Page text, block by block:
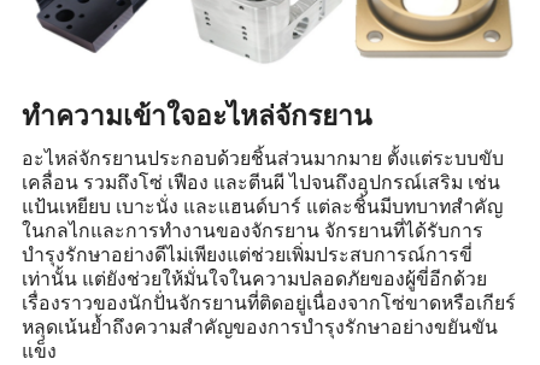
ทำความเข้าใจอะไหล่จักรยาน
อะไหล่จักรยานประกอบด้วยชิ้นส่วนมากมาย ตั้งแต่ระบบขับ
เคลื่อน รวมถึงโซ่ เฟือง และตีนผี ไปจนถึงอุปกรณ์เสริม เช่น
แป้นเหยียบ เบาะนั่ง และแฮนด์บาร์ แต่ละชิ้นมีบทบาทสำคัญ
ในกลไกและการทำงานของจักรยาน จักรยานที่ได้รับการ
บำรุงรักษาอย่างดีไม่เพียงแต่ช่วยเพิ่มประสบการณ์การขี่
เท่านั้น แต่ยังช่วยให้มั่นใจในความปลอดภัยของผู้ขี่อีกด้วย
เรื่องราวของนักปั่นจักรยานที่ติดอยู่เนื่องจากโซ่ขาดหรือเกียร์
หลุดเน้นย้ำถึงความสำคัญของการบำรุงรักษาอย่างขยันขัน
แข็ง